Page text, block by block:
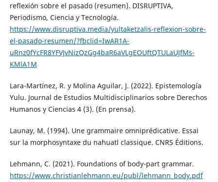
reflexión sobre el pasado (resumen). DISRUPTIVA,
Periodismo, Ciencia y Tecnología.
https://www.disruptiva.media/yultaketzalis-reflexion-sobre-
el-pasado-resumen/?fbclid=IwAR1A-
uRnz0fYcFR8YFVJvNizQzGg4baR6aVLgEOUftQTULaUJfMs-
KMlA1M
Lara-Martínez, R. y Molina Aguilar, J. (2022). Epistemología
Yulu. Journal de Estudios Multidisciplinarios sobre Derechos
Humanos y Ciencias 4 (3). (En prensa).
Launay, M. (1994). Une grammaire omniprédicative. Essai
sur la morphosyntaxe du nahuatl classique. CNRS Éditions.
Lehmann, C. (2021). Foundations of body-part grammar.
https://www.christianlehmann.eu/publ/lehmann_body.pdf